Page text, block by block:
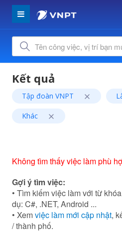
Tập đoàn VNPT
Khác
Không tìm thấy việc làm phù
Gợi ý tìm việc:
• Tìm kiếm việc làm với từ
dụ: C#, .NET, Android ...
• Xemviệc làm mới cập nhật,
/ thành phố.